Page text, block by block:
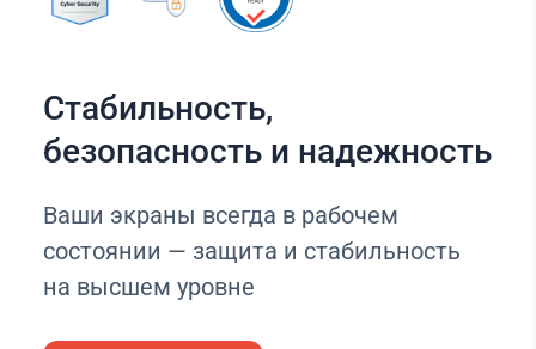
Стабильность,
безопасность и надежность
Ваши экраны всегда в рабочем
состоянии — защита и стабильность
на высшем уровне